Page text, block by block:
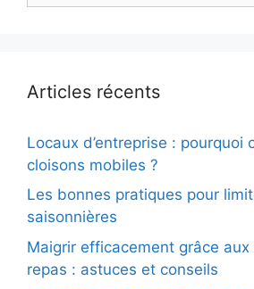
Articles récents
Locaux d’entreprise : pourquoi
cloisons mobiles ?
Les bonnes pratiques pour
saisonnières
Maigrir efficacement grâce
repas : astuces et conseils